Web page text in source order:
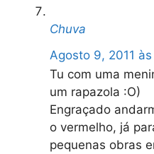
Chuva
Agosto 9, 2011
Tu com uma
um rapazola :O)
Engraçado
o vermelho, já
pequenas obras